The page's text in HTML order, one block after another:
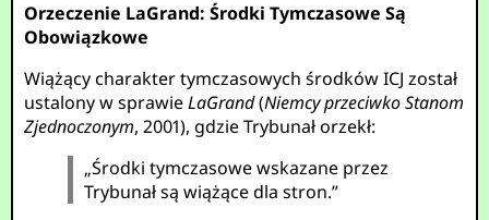
Orzeczenie LaGrand: Środki Tymczasowe Są
Obowiązkowe
Wiążący charakter tymczasowych środków ICJ został
ustalony w sprawieLaGrand(Niemcy przeciwko Stanom
Zjednoczonym, 2001), gdzie Trybunał orzekł:
„Środki tymczasowe wskazane przez
Trybunał są wiążące dla stron.”